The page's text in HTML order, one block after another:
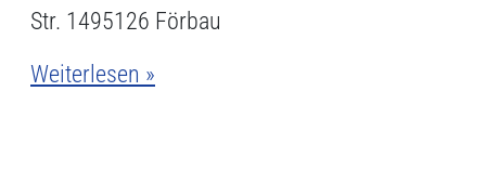
Str. 1495126 Förbau
Weiterlesen »